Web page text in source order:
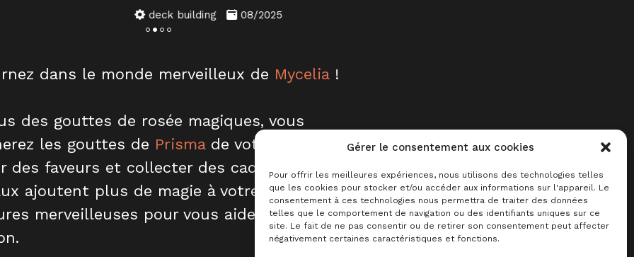
Gérer le consentement aux cookies
Pour offrir les meilleures expériences, nous utilisons des technologies telles
que les cookies pour stocker et/ou accéder aux informations sur l'appareil. Le
consentement à ces technologies nous permettra de traiter des données
telles que le comportement de navigation ou des identifiants uniques sur ce
site. Le fait de ne pas consentir ou de retirer son consentement peut affecter
négativement certaines caractéristiques et fonctions.
deck building 08/2025
dans le monde merveilleux de Mycelia!
des gouttes de rosée magiques, vous
les gouttes de Prismade votre forêt pour
des faveurs et collecter des cadeaux. Ces
ajoutent plus de magie à votre équipe de
merveilleuses pour vous aider dans votre